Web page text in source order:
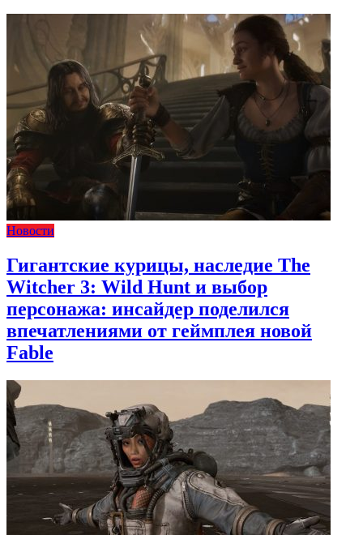
Новости
Гигантские курицы, наследие The
Witcher 3: Wild Hunt и выбор
персонажа: инсайдер поделился
впечатлениями от геймплея новой
Fable